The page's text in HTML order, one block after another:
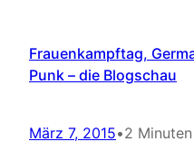
Frauenkampftag,
Punk – die Blogschau
März 7, 2015•2